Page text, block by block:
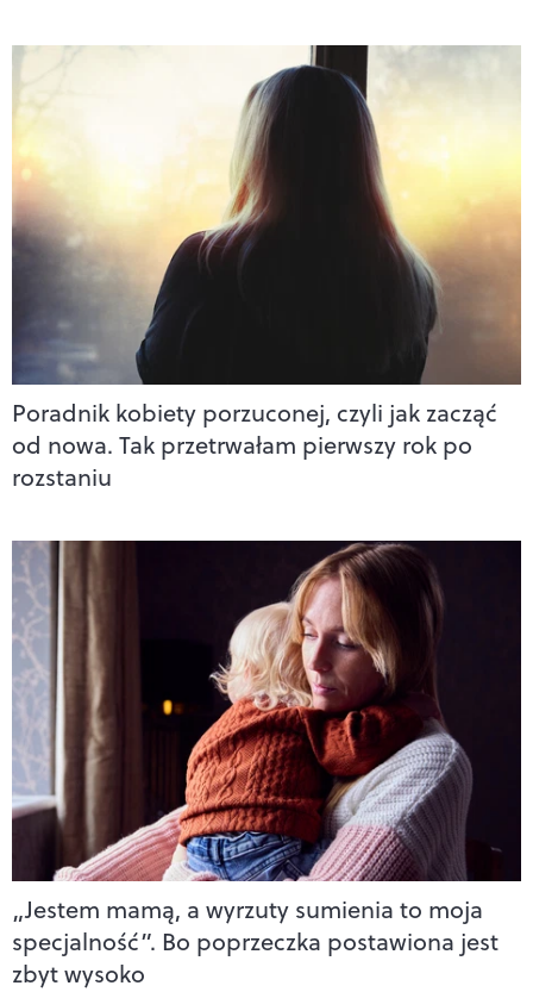
Poradnik kobiety porzuconej, czyli jak zacząć
od nowa. Tak przetrwałam pierwszy rok po
rozstaniu
„Jestem mamą, a wyrzuty sumienia to moja
specjalność”. Bo poprzeczka postawiona jest
zbyt wysoko